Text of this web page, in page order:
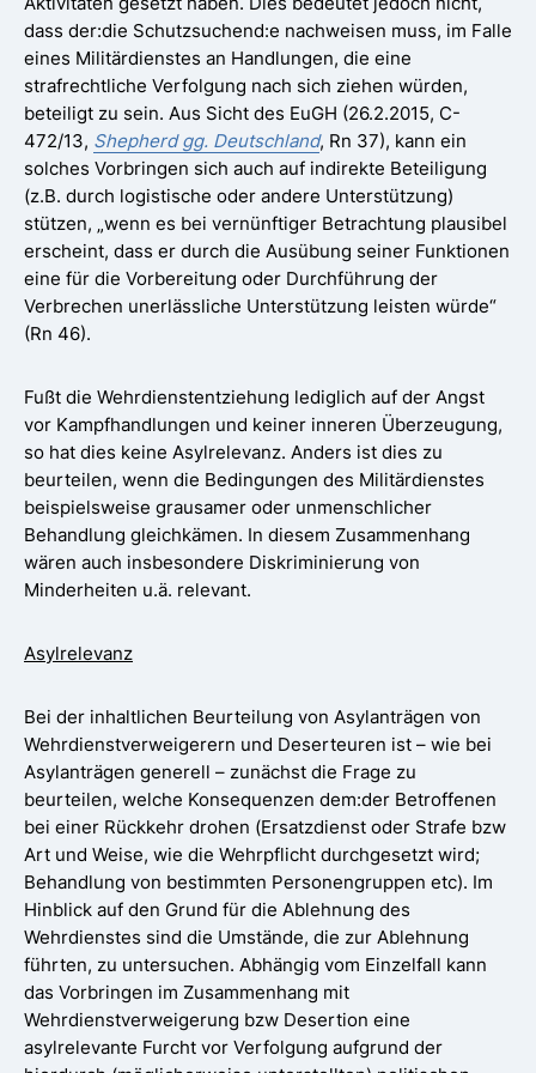
dass der:die Schutzsuchend:e nachweisen muss, im Falle
eines Militärdienstes an Handlungen, die eine
strafrechtliche Verfolgung nach sich ziehen würden,
beteiligt zu sein. Aus Sicht des EuGH (26.2.2015, C-
472/13, Shepherd gg. Deutschland, Rn 37), kann ein
solches Vorbringen sich auch auf indirekte Beteiligung
(z.B. durch logistische oder andere Unterstützung)
stützen, „wenn es bei vernünftiger Betrachtung plausibel
erscheint, dass er durch die Ausübung seiner Funktionen
eine für die Vorbereitung oder Durchführung der
Verbrechen unerlässliche Unterstützung leisten würde“
(Rn 46).
Fußt die Wehrdienstentziehung lediglich auf der Angst
vor Kampfhandlungen und keiner inneren Überzeugung,
so hat dies keine Asylrelevanz. Anders ist dies zu
beurteilen, wenn die Bedingungen des Militärdienstes
beispielsweise grausamer oder unmenschlicher
Behandlung gleichkämen. In diesem Zusammenhang
wären auch insbesondere Diskriminierung von
Minderheiten u.ä. relevant.
Asylrelevanz
Bei der inhaltlichen Beurteilung von Asylanträgen von
Wehrdienstverweigerern und Deserteuren ist – wie bei
Asylanträgen generell – zunächst die Frage zu
beurteilen, welche Konsequenzen dem:der Betroffenen
bei einer Rückkehr drohen (Ersatzdienst oder Strafe bzw
Art und Weise, wie die Wehrpflicht durchgesetzt wird;
Behandlung von bestimmten Personengruppen etc). Im
Hinblick auf den Grund für die Ablehnung des
Wehrdienstes sind die Umstände, die zur Ablehnung
führten, zu untersuchen. Abhängig vom Einzelfall kann
das Vorbringen im Zusammenhang mit
Wehrdienstverweigerung bzw Desertion eine
asylrelevante Furcht vor Verfolgung aufgrund der